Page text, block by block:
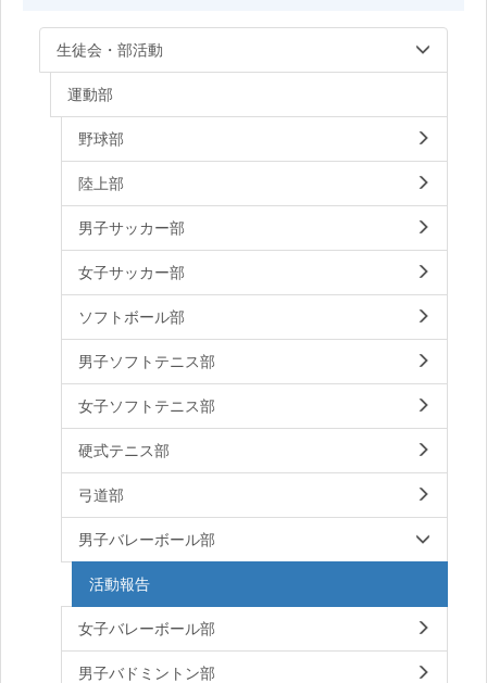
生徒会・部活動
運動部
野球部
陸上部
男子サッカー部
女子サッカー部
ソフトボール部
男子ソフトテニス部
女子ソフトテニス部
硬式テニス部
弓道部
男子バレーボール部
活動報告
女子バレーボール部
男子バドミントン部